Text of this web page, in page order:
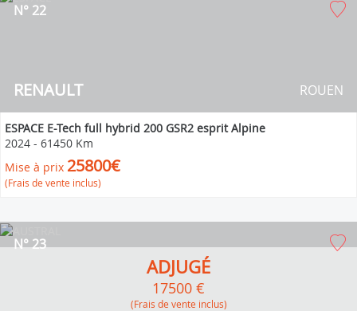
RENAULT
N° 22
ROUEN
ESPACE E-Tech full hybrid 200 GSR2 esprit Alpine
2024 - 61450 Km
Mise à prix 25800€
(Frais de vente inclus)
N° 23
ADJUGÉ
17500 €
(Frais de vente inclus)